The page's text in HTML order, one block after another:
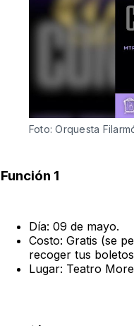
Foto: Orquesta
Función 1
Día: 09 de mayo.
Costo: Gratis (se
recoger tus
Lugar: Teatro